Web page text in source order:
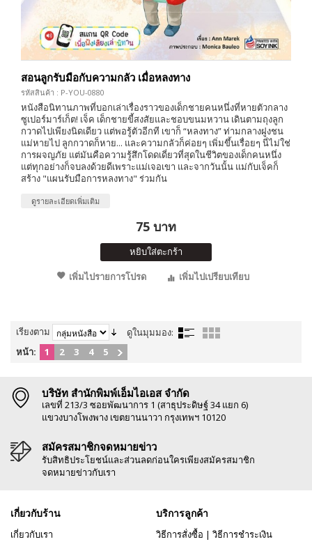
สอนลูกรับมือกับความกลัว เมื่อหลงทาง
รหัสสินค้า : P-YOU-0880
หนังสือนิทานภาพที่บอกเล่าเรื่องราวของเด็กชายคนหนึ่งที่หายตัวกลาง
ซูเปอร์มาร์เก็ต! เจ็ค เด็กชายขี้สงสัยและชอบขนมหวาน เดินตามถุงลูก
กวาดไปเพียงนิดเดียว แต่พอรู้ตัวอีกที เขาก็ “หลงทาง” ท่ามกลางฝูงชน
แม่หายไป ลูกกวาดก็หาย... และความกลัวก็ค่อยๆ เพิ่มขึ้นเรื่อยๆ นี่ไม่ใช่
การผจญภัย แต่มันคือความรู้สึกโดดเดี่ยวที่สุดในชีวิตของเด็กคนหนึ่ง
แต่ทุกอย่างก็จบลงด้วยดีเพราะแม่เจอเขา และจากวันนั้น แม่กับเจ็คก็
สร้าง "แผนรับมือการหลงทาง" ร่วมกัน
ดูรายละเอียดเพิ่มเติม
75 บาท
หยิบใส่ตะกร้า
เพิ่มไปรายการโปรด
เพิ่มไปเปรียบเทียบ
เรียงตาม
ดูในมุมมอง:
หน้า:
1 2 3 4 5
บริษัท สำนักพิมพ์เอ็มไอเอส จำกัด
เลขที่ 213/3 ซอยพัฒนาการ 1 (สาธุประดิษฐ์ 34 แยก 6)
แขวงบางโพงพาง เขตยานนาวา กรุงเทพฯ 10120
สมัครสมาชิกจดหมายข่าว
รับสิทธิประโยชน์และส่วนลดก่อนใครเพียงสมัครสมาชิก
จดหมายข่าวกับเรา
เกี่ยวกับร้าน
เกี่ยวกับเรา
บริการลูกค้า
วิธีการสั่งซื้อ | วิธีการชำระเงิน